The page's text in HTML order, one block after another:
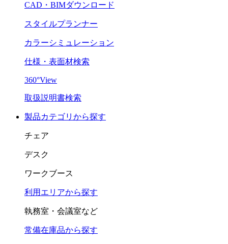
CAD・BIMダウンロード
スタイルプランナー
カラーシミュレーション
仕様・表面材検索
360°View
取扱説明書検索
製品カテゴリから探す
チェア
デスク
ワークブース
利用エリアから探す
執務室・会議室など
常備在庫品から探す